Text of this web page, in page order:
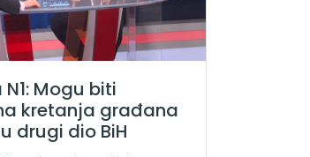
Mogu biti
kretanja građana
drugi dio BiH